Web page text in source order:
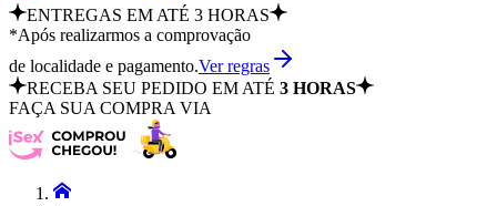
ENTREGAS EM ATÉ 3 HORAS
*Após realizarmos a comprovação
de localidade e pagamento.Ver regras
RECEBA SEU PEDIDO EM ATÉ 3 HORAS
FAÇA SUA COMPRA VIA